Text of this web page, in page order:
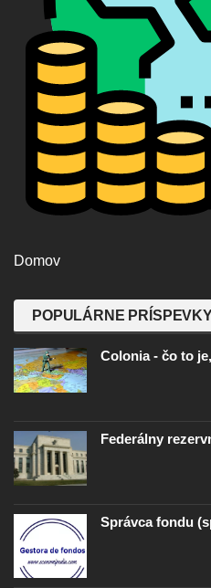
Domov
POPULÁRNE
Colonia - čo to
Federálny
Správca fondu